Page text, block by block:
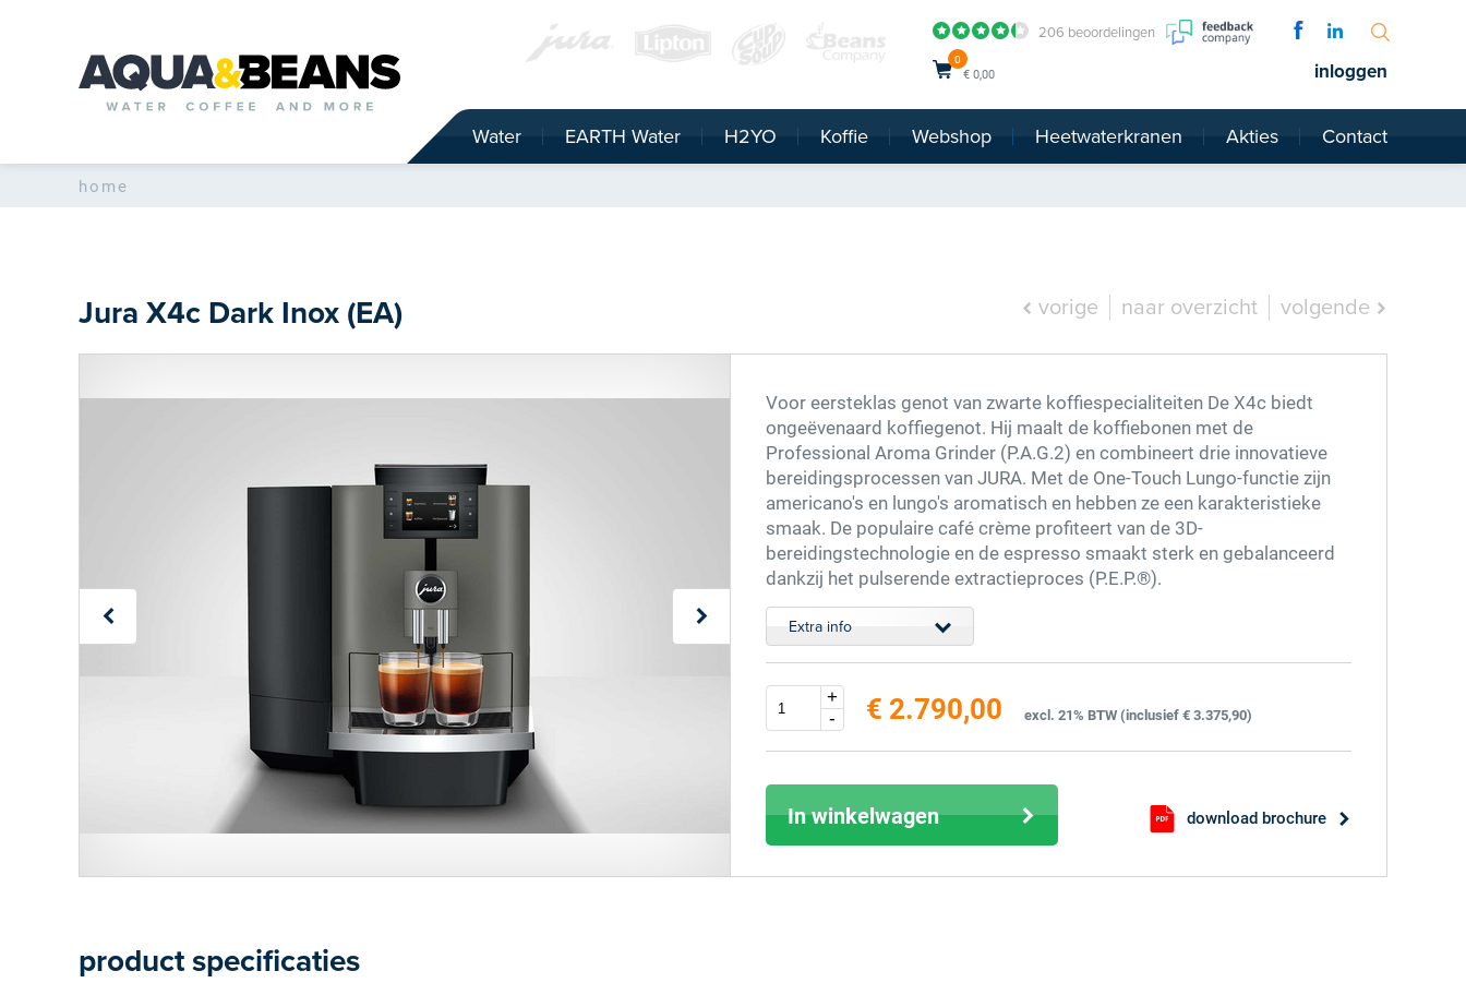
206 beoordelingen
0
€ 0,00 inloggen
Water EARTH Water H2YO Koffie Webshop Heetwaterkranen Akties Contact
home
Jura X4c Dark Inox (EA) vorige naar overzicht volgende
Voor eersteklas genot van zwarte koffiespecialiteiten De X4c biedt
ongeëvenaard koffiegenot. Hij maalt de koffiebonen met de
Professional Aroma Grinder (P.A.G.2) en combineert drie innovatieve
bereidingsprocessen van JURA. Met de One-Touch Lungo-functie zijn
americano's en lungo's aromatisch en hebben ze een karakteristieke
smaak. De populaire café crème profiteert van de 3D-
bereidingstechnologie en de espresso smaakt sterk en gebalanceerd
dankzij het pulserende extractieproces (P.E.P.®).
Extra info
+
-
€ 2.790,00 excl. 21% BTW (inclusief € 3.375,90)
download brochure
In winkelwagen
product specificaties